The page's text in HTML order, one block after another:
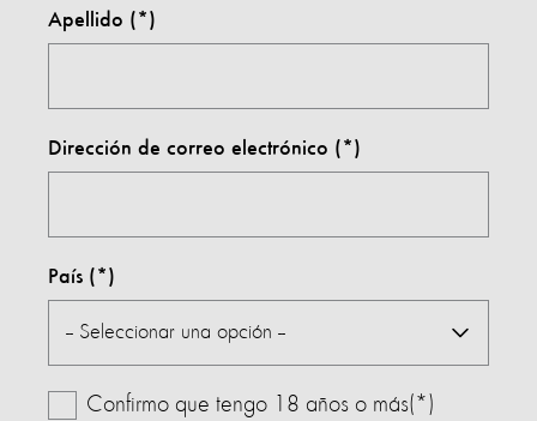
Apellido
Dirección de correo electrónico
País
Confirmo que tengo 18 años o más(*)